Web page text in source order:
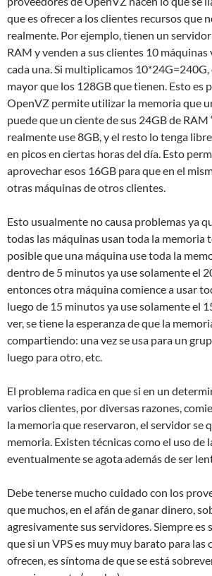
que es ofrecer a los clientes recursos que
realmente. Por ejemplo, tienen un
RAM y venden a sus clientes 10
cada una. Si multiplicamos 10*24G=240G,
mayor que los 128GB que tienen. Esto es
OpenVZ permite utilizar la memoria que
puede que un ciente de sus 24GB de RAM
realmente use 8GB, y el resto lo tenga
en picos en ciertas horas del día. Esto
aprovechar esos 16GB para que en el
otras máquinas de otros clientes.
Esto usualmente no causa problemas ya
todas las máquinas usan toda la memoria
posible que una máquina use toda la
dentro de 5 minutos ya use solamente el
entonces otra máquina comience a usar
luego de 15 minutos ya use solamente el
ver, se tiene la esperanza de que la
compartiendo: una vez se usa para un
luego para otro, etc.
El problema radica en que si en un
varios clientes, por diversas razones,
la memoria que reservaron, el servidor se
memoria. Existen técnicas como el uso de
eventualmente se agota además de ser
Debe tenerse mucho cuidado con los
que muchos, en el afán de ganar dinero,
agresivamente sus servidores. Siempre es
que si un VPS es muy muy barato para las
ofrecen, es síntoma de que se está